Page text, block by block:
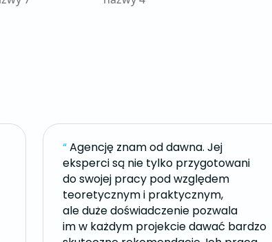
“Agencję znam od dawna. Jej
eksperci są nie tylko przygotowani
do swojej pracy pod względem
teoretycznym i praktycznym,
ale duże doświadczenie pozwala
im w każdym projekcie dawać bardzo